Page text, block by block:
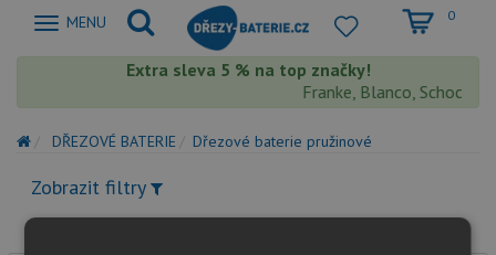
Zobrazit
MENU 0
Extra sleva 5 % na top značky!
Franke, Blanco, Schock,
DŘEZOVÉ BATERIE Dřezové baterie pružinové
Zobrazit filtry